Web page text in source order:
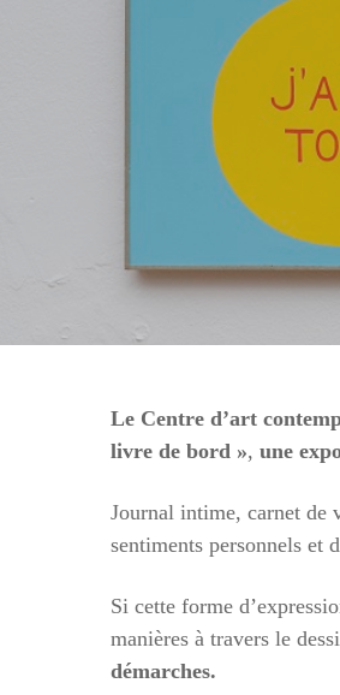
Le Centre d’art
livre de bord », une
Journal intime, carnet
sentiments personnels et
Si cette forme
manières à travers le
démarches.